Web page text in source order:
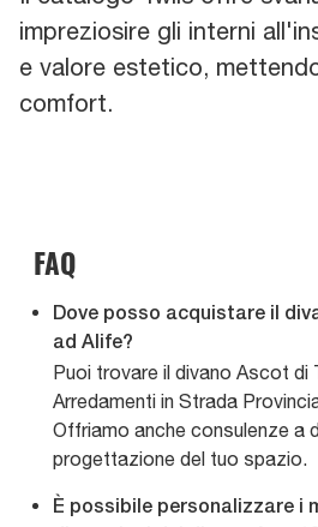
impreziosire gli interni
e valore estetico,
comfort.
FAQ
Dove posso acquistare il
ad Alife?
Puoi trovare il divano Ascot di
Arredamenti in Strada
Offriamo anche consulenze a
progettazione del tuo spazio.
È possibile personalizzare i